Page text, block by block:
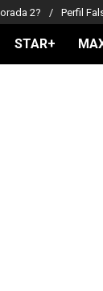
2? Perfil
STAR+